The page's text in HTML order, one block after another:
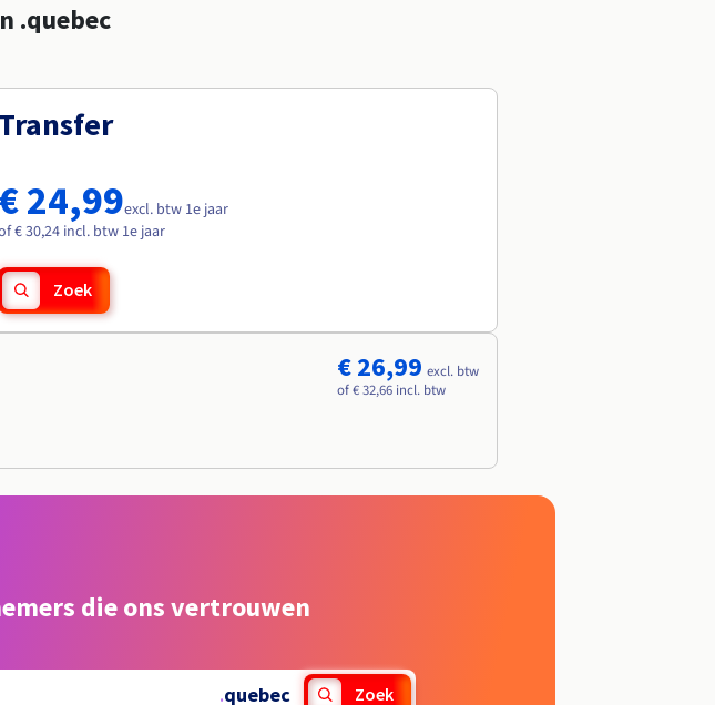
.quebec
Transfer
€ 24,99excl. btw 1e jaar
€ 30,24 incl. btw 1e jaar
Zoek
€ 26,99 excl. btw
of € 32,66 incl. btw
die ons vertrouwen
.quebec Zoek